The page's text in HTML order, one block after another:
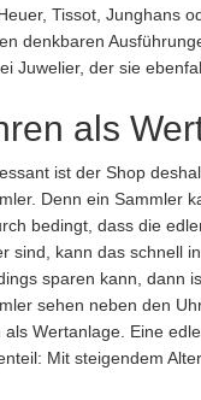
Tissot, Junghans
denkbaren
Juwelier, der sie
als
ist der Shop
Denn ein Sammler
bedingt, dass die
sind, kann das schnell
sparen kann, dann
sehen neben den
als Wertanlage. Eine
Mit steigendem